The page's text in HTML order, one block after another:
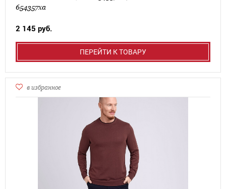
654357ха
2 145 руб.
ПЕРЕЙТИ К ТОВАРУ
в избранное